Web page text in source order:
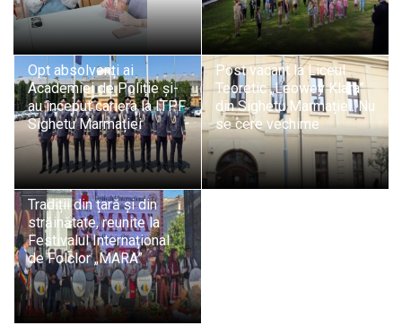
Opt absolvenți ai
Academiei de Poliție și-
au început cariera la ITPF
Sighetu Marmației
Post vacant la Liceul
Teoretic „Leowey Klara”
din Sighetu Marmației. Nu
se cere vechime
Tradiții din țară și din
străinătate, reunite la
Festivalul Internațional
de Folclor „MARA”